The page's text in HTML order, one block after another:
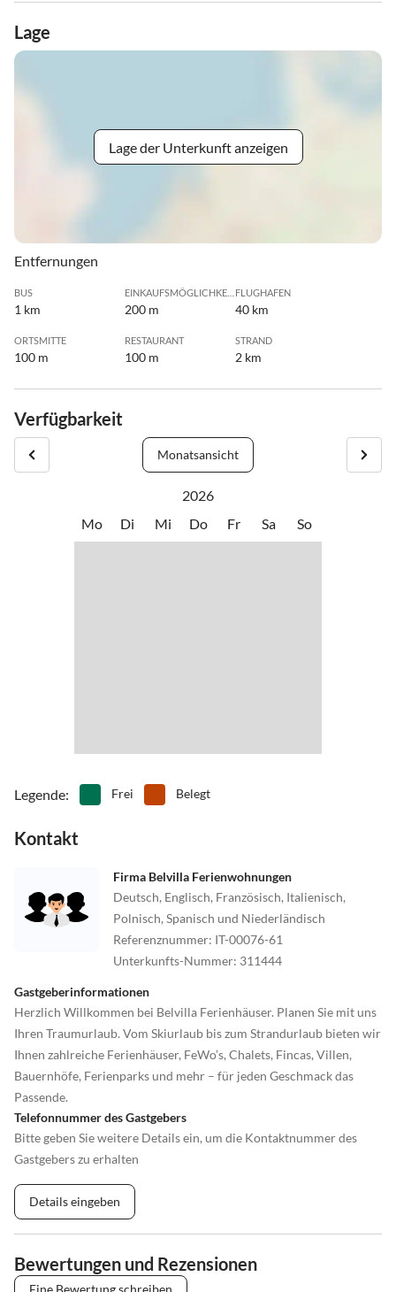
Lage
Lage der Unterkunft anzeigen
Entfernungen
BUS
1 km
EINKAUFSMÖGLICHKEIT
200 m
FLUGHAFEN
40 km
ORTSMITTE
100 m
RESTAURANT
100 m
STRAND
2 km
Verfügbarkeit
Monatsansicht
2026
Mo
Di Mi Do Fr Sa So
Legende: Frei Belegt
Kontakt
Firma Belvilla Ferienwohnungen
Deutsch, Englisch, Französisch, Italienisch,
Polnisch, Spanisch und Niederländisch
Referenznummer: IT-00076-61
Unterkunfts-Nummer: 311444
Gastgeberinformationen
Herzlich Willkommen bei Belvilla Ferienhäuser. Planen Sie mit uns
Ihren Traumurlaub. Vom Skiurlaub bis zum Strandurlaub bieten wir
Ihnen zahlreiche Ferienhäuser, FeWo’s, Chalets, Fincas, Villen,
Bauernhöfe, Ferienparks und mehr – für jeden Geschmack das
Passende.
Telefonnummer des Gastgebers
Bitte geben Sie weitere Details ein, um die Kontaktnummer des
Gastgebers zu erhalten
Details eingeben
Bewertungen und Rezensionen
Eine Bewertung schreiben